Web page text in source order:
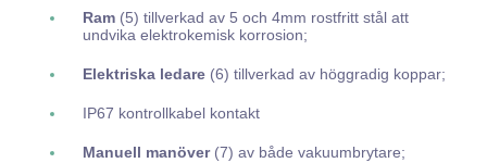
Ram (5) tillverkad av 5 och 4mm rostfritt stål att
undvika elektrokemisk korrosion;
Elektriska ledare (6) tillverkad av höggradig koppar;
IP67 kontrollkabel kontakt
Manuell manöver (7) av både vakuumbrytare;